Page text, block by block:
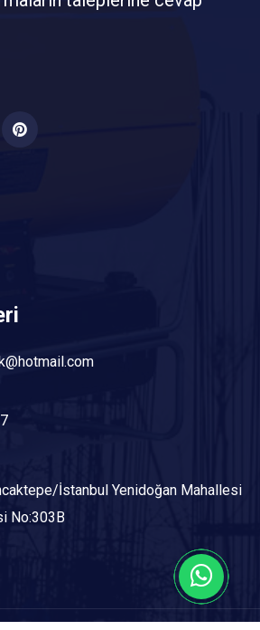
İstanbul Yenidoğan Mahallesi
No:303B